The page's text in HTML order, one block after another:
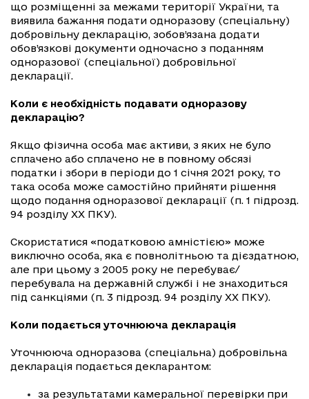
що розміщенні за межами території України, та
виявила бажання подати одноразову (спеціальну)
добровільну декларацію, зобов’язана додати
обов’язкові документи одночасно з поданням
одноразової (спеціальної) добровільної
декларації.
Коли є необхідність подавати одноразову
декларацію?
Якщо фізична особа має активи, з яких не було
сплачено або сплачено не в повному обсязі
податки і збори в періоди до 1 січня 2021 року, то
така особа може самостійно прийняти рішення
щодо подання одноразової декларації (п. 1 підрозд.
94 розділу ХХ ПКУ).
Скористатися «податковою амністією» може
виключно особа, яка є повнолітньою та дієздатною,
але при цьому з 2005 року не перебуває/
перебувала на державній службі і не знаходиться
під санкціями (п. 3 підрозд. 94 розділу ХХ ПКУ).
Коли подається уточнююча декларація
Уточнююча одноразова (спеціальна) добровільна
декларація подається декларантом:
за результатами камеральної перевірки при